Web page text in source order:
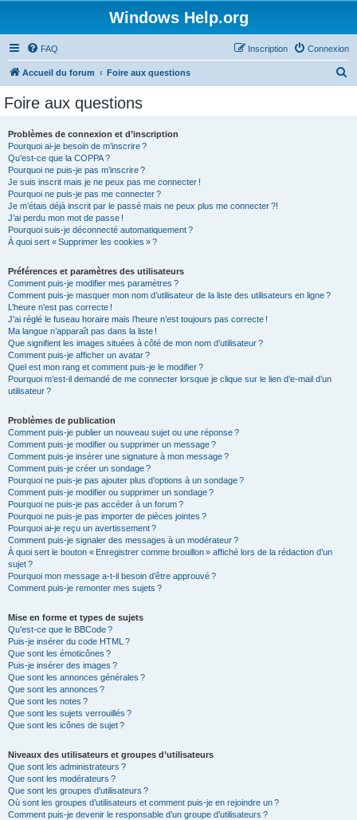
Windows Help.org
FAQ Connexion
Inscription
Accueil du forum Foire aux questions
Foire aux questions
Problèmes de connexion et d’inscription
Pourquoi ai-je besoin de m’inscrire ?
Qu’est-ce que la COPPA ?
Pourquoi ne puis-je pas m’inscrire ?
Je suis inscrit mais je ne peux pas me connecter !
Pourquoi ne puis-je pas me connecter ?
Je m’étais déjà inscrit par le passé mais ne peux plus me connecter ?!
J’ai perdu mon mot de passe !
Pourquoi suis-je déconnecté automatiquement ?
À quoi sert « Supprimer les cookies » ?
Préférences et paramètres des utilisateurs
Comment puis-je modifier mes paramètres ?
Comment puis-je masquer mon nom d’utilisateur de la liste des utilisateurs en ligne ?
L’heure n’est pas correcte !
J’ai réglé le fuseau horaire mais l’heure n’est toujours pas correcte !
Ma langue n’apparaît pas dans la liste !
Que signifient les images situées à côté de mon nom d’utilisateur ?
Comment puis-je afficher un avatar ?
Quel est mon rang et comment puis-je le modifier ?
Pourquoi m’est-il demandé de me connecter lorsque je clique sur le lien d’e-mail d’un
utilisateur ?
Problèmes de publication
Comment puis-je publier un nouveau sujet ou une réponse ?
Comment puis-je modifier ou supprimer un message ?
Comment puis-je insérer une signature à mon message ?
Comment puis-je créer un sondage ?
Pourquoi ne puis-je pas ajouter plus d’options à un sondage ?
Comment puis-je modifier ou supprimer un sondage ?
Pourquoi ne puis-je pas accéder à un forum ?
Pourquoi ne puis-je pas importer de pièces jointes ?
Pourquoi ai-je reçu un avertissement ?
Comment puis-je signaler des messages à un modérateur ?
À quoi sert le bouton « Enregistrer comme brouillon » affiché lors de la rédaction d’un
sujet ?
Pourquoi mon message a-t-il besoin d’être approuvé ?
Comment puis-je remonter mes sujets ?
Mise en forme et types de sujets
Qu’est-ce que le BBCode ?
Puis-je insérer du code HTML ?
Que sont les émoticônes ?
Puis-je insérer des images ?
Que sont les annonces générales ?
Que sont les annonces ?
Que sont les notes ?
Que sont les sujets verrouillés ?
Que sont les icônes de sujet ?
Niveaux des utilisateurs et groupes d’utilisateurs
Que sont les administrateurs ?
Que sont les modérateurs ?
Que sont les groupes d’utilisateurs ?
Où sont les groupes d’utilisateurs et comment puis-je en rejoindre un ?
Comment puis-je devenir le responsable d’un groupe d’utilisateurs ?